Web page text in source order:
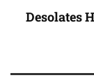
Desolates